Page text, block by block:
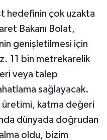
hedefinin çok uzakta
Bakanı Bolat,
genişletilmesi için
11 bin metrekarelik
veya talep
sağlayacak.
üretimi, katma değeri
dünyada doğrudan
oldu, bizim